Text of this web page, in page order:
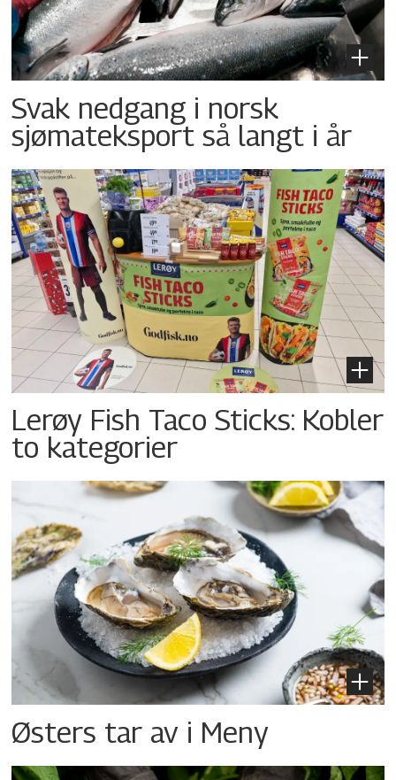
Svak nedgang i norsk
sjømateksport så langt i år
Lerøy Fish Taco Sticks: Kobler
to kategorier
Østers tar av i Meny